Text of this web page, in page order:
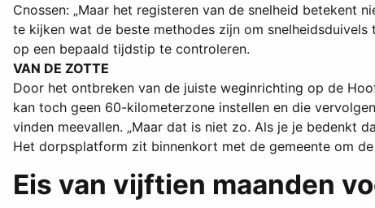
Cnossen: „Maar het registeren van de snelheid betekent
te kijken wat de beste methodes zijn om
op een bepaald tijdstip te controleren.
VAN DE ZOTTE
Door het ontbreken van de juiste weginrichting op de
kan toch geen 60-kilometerzone instellen en die
vinden meevallen. „Maar dat is niet zo. Als je je bedenkt
Het dorpsplatform zit binnenkort met de gemeente om
Eis van vijftien maanden